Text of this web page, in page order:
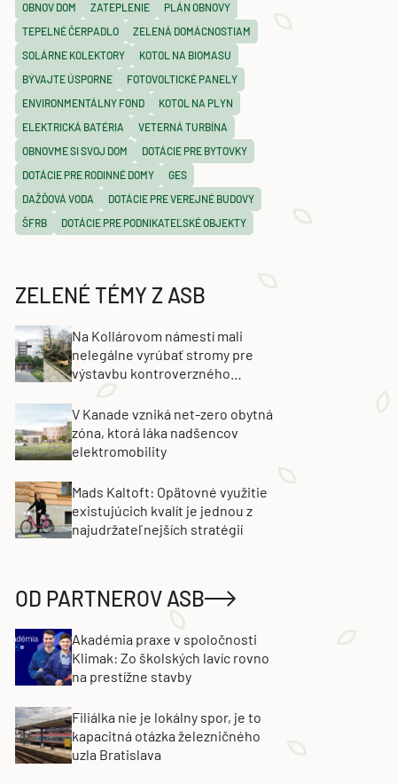
OBNOV DOM ZATEPLENIE
PLÁN OBNOVY
TEPELNÉ ČERPADLO
ZELENÁ DOMÁCNOSTIAM
SOLÁRNE KOLEKTORY
KOTOL NA BIOMASU
BÝVAJTE ÚSPORNE
FOTOVOLTICKÉ PANELY
ENVIRONMENTÁLNY FOND
KOTOL NA PLYN
ELEKTRICKÁ BATÉRIA
VETERNÁ TURBÍNA
OBNOVME SI SVOJ DOM
DOTÁCIE PRE BYTOVKY
DOTÁCIE PRE RODINNÉ DOMY
GES
DAŽĎOVÁ VODA
DOTÁCIE PRE VEREJNÉ BUDOVY
ŠFRB
DOTÁCIE PRE PODNIKATEĽSKÉ OBJEKTY
ZELENÉ TÉMY Z ASB
Na Kollárovom námestí mali
nelegálne vyrúbať stromy pre
výstavbu kontroverzného
popiera
V Kanade vzniká net-zero obytná
zóna, ktorá láka nadšencov
elektromobility
Mads Kaltoft: Opätovné využitie
existujúcich kvalít je jednou z
najudržateľnejších stratégií
OD PARTNEROV ASB
Akadémia praxe v spoločnosti
Klimak: Zo školských lavíc rovno
na prestížne stavby
Filiálka nie je lokálny spor, je to
kapacitná otázka železničného
uzla Bratislava